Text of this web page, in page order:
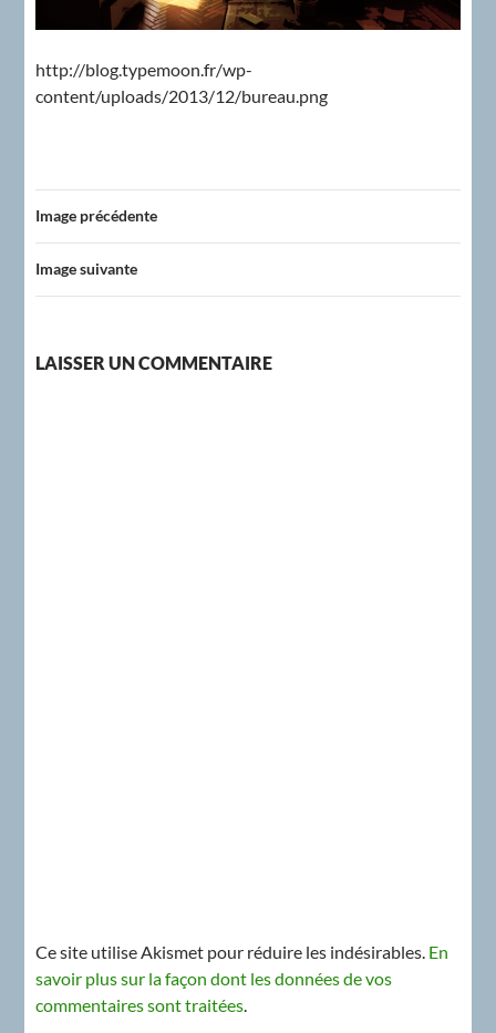
http://blog.typemoon.fr/wp-
content/uploads/2013/12/bureau.png
Image précédente
Image suivante
LAISSER UN COMMENTAIRE
Ce site utilise Akismet pour réduire les indésirables. En
savoir plus sur la façon dont les données de vos
commentaires sont traitées.